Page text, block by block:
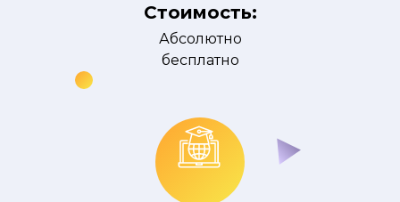
Стоимость:
Абсолютно
бесплатно